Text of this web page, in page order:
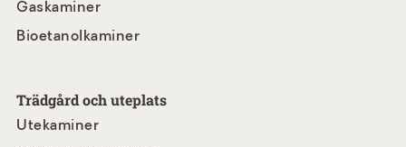
Gaskaminer
Bioetanolkaminer
Trädgård och uteplats
Utekaminer